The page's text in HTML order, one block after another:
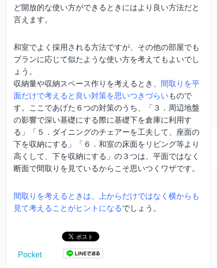
ど開放的な使い方ができるときにはより良い方法だと
言えます。
和室でよく採用される方法ですが、その他の部屋でも
プランに応じて似たような使い方を考えてもよいでし
ょう。
収納量や収納スペース作りを考えるとき、
間取りを平
面だけで考えると良い対策を思いつきづらい もので
す。ここであげた６つの対策のうち、「３．周辺地盤
の影響で深い基礎にする際に基礎下を倉庫に利用す
る」「５．ダイニングのチェアーを工夫して、座面の
下を収納にする」「６．和室の床面をリビング等より
高くして、下を収納にする」の３つは、平面ではなく
断面で間取りを見ているからこそ思いつくワザです。
間取りを考えるときは、上からだけではなく横からも
見て考えることがヒントになるでしょう。
Pocket